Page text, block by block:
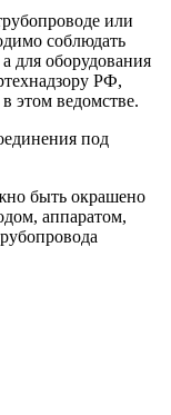
или
соблюдать
для оборудования
РФ,
этом ведомстве.
под
быть окрашено
аппаратом,